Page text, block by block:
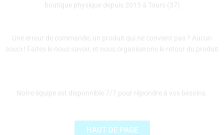
boutique physique depuis 2015 à Tours (37)
Une erreur de commande, un produit qui ne convient pas ? Aucun
souci ! Faites le nous savoir, et nous organiserons le retour du produit
Notre équipe est disponnible 7/7 pour répondre à vos besoins.
HAUT DE PAGE